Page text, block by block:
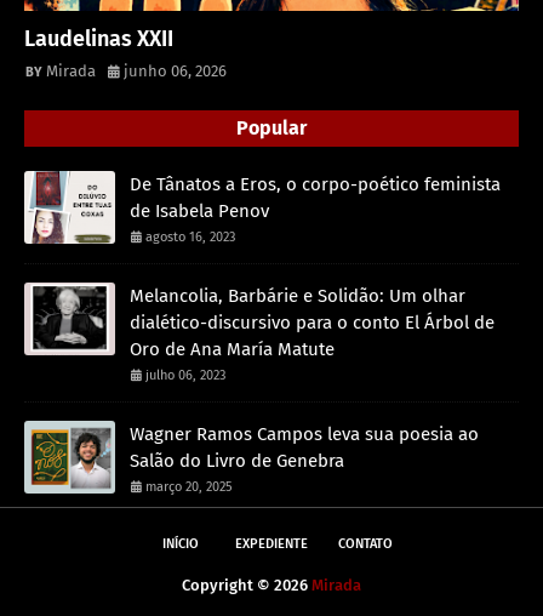
Laudelinas XXII
Mirada junho 06, 2026
Popular
De Tânatos a Eros, o corpo-poético feminista
de Isabela Penov
agosto 16, 2023
Melancolia, Barbárie e Solidão: Um olhar
dialético-discursivo para o conto El Árbol de
Oro de Ana María Matute
julho 06, 2023
Wagner Ramos Campos leva sua poesia ao
Salão do Livro de Genebra
março 20, 2025
INÍCIO EXPEDIENTE CONTATO
Copyright © 2026 Mirada